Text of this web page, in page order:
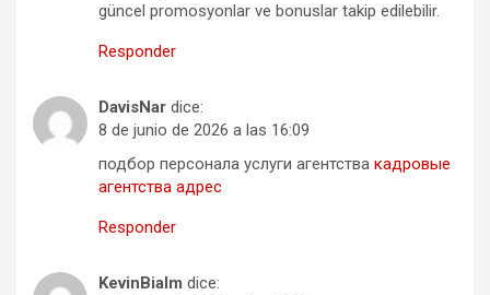
güncel promosyonlar ve bonuslar takip edilebilir.
Responder
DavisNar dice:
8 de junio de 2026 a las 16:09
подбор персонала услуги агентства кадровые
агентства адрес
Responder
KevinBialm dice: